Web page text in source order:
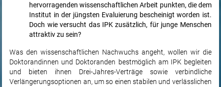
hervorragenden wissenschaftlichen Arbeit punkten, die dem
Institut in der jüngsten Evaluierung bescheinigt worden ist.
Doch wie versucht das IPK zusätzlich, für junge Menschen
attraktiv zu sein?
Was den wissenschaftlichen Nachwuchs angeht, wollen wir die
Doktorandinnen und Doktoranden bestmöglich am IPK begleiten
und bieten ihnen Drei-Jahres-Verträge sowie verbindliche
Verlängerungsoptionen an, um so einen stabilen und verlässlichen